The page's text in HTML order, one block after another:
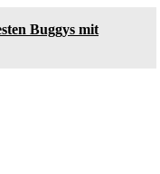
Buggys mit